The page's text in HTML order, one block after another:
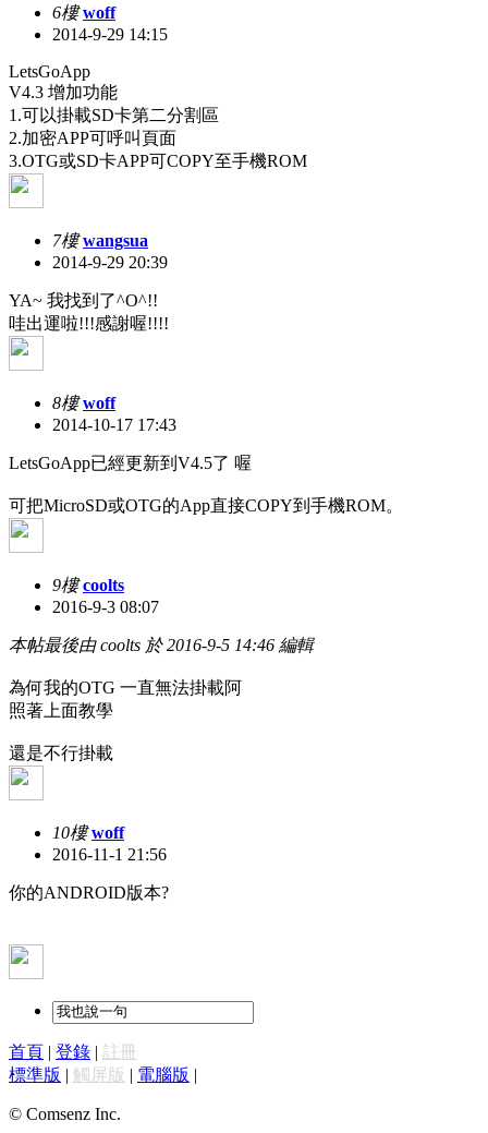
6樓 woff
2014-9-29 14:15
LetsGoApp
V4.3 增加功能
1.可以掛載SD卡第二分割區
2.加密APP可呼叫頁面
3.OTG或SD卡APP可COPY至手機ROM
7樓 wangsua
2014-9-29 20:39
YA~ 我找到了^O^!!
哇出運啦!!!感謝喔!!!!
8樓 woff
2014-10-17 17:43
LetsGoApp已經更新到V4.5了 喔
可把MicroSD或OTG的App直接COPY到手機ROM。
9樓 coolts
2016-9-3 08:07
本帖最後由 coolts 於 2016-9-5 14:46 編輯
為何我的OTG 一直無法掛載阿
照著上面教學
還是不行掛載
10樓 woff
2016-11-1 21:56
你的ANDROID版本?
首頁 | 登錄 | 註冊
標準版 | 觸屏版 | 電腦版 |
© Comsenz Inc.